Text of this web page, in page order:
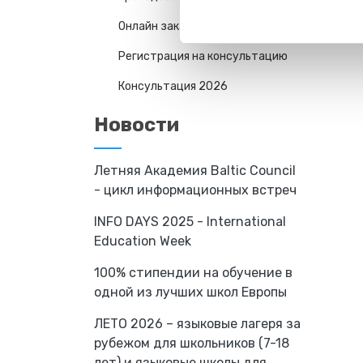
Онлайн заказ
Регистрация на консультацию
Консультация 2026
Новости
Летняя Академия Baltic Council
- цикл информационных встреч
INFO DAYS 2025 - International
Education Week
100% стипендии на обучение в
одной из лучших школ Европы
ЛЕТО 2026 – языковые лагеря за
рубежом для школьников (7-18